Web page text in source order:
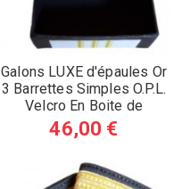
Galons LUXE d'épaules Or
3 Barrettes Simples O.P.L.
Velcro En Boite de
Présentation (A)
46,00 €